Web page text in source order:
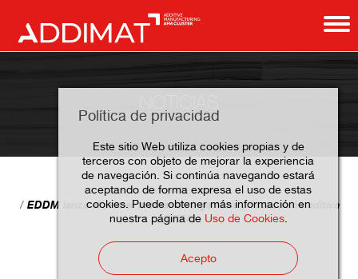
Política de privacidad
Este sitio Web utiliza cookies propias y de
terceros con objeto de mejorar la experiencia
de navegación. Si continúa navegando estará
aceptando de forma expresa el uso de estas
cookies. Puede obtener más información en
nuestra página de Uso de Cookies.
Acepto
Home Noticias
EDDM lanza el primer máster en ingeniería y fabricación aditiva
(MIFA)